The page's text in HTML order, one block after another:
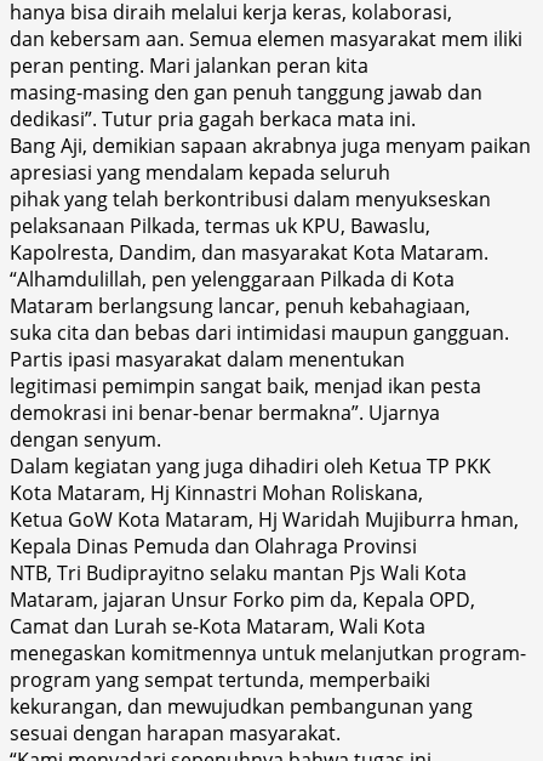
hanya bisa diraih melalui kerja keras, kolaborasi,
dan kebersam aan. Semua elemen masyarakat mem iliki
peran penting. Mari jalankan peran kita
masing-masing den gan penuh tanggung jawab dan
dedikasi”. Tutur pria gagah berkaca mata ini.
Bang Aji, demikian sapaan akrabnya juga menyam paikan
apresiasi yang mendalam kepada seluruh
pihak yang telah berkontribusi dalam menyukseskan
pelaksanaan Pilkada, termas uk KPU, Bawaslu,
Kapolresta, Dandim, dan masyarakat Kota Mataram.
“Alhamdulillah, pen yelenggaraan Pilkada di Kota
Mataram berlangsung lancar, penuh kebahagiaan,
suka cita dan bebas dari intimidasi maupun gangguan.
Partis ipasi masyarakat dalam menentukan
legitimasi pemimpin sangat baik, menjad ikan pesta
demokrasi ini benar-benar bermakna”. Ujarnya
dengan senyum.
Dalam kegiatan yang juga dihadiri oleh Ketua TP PKK
Kota Mataram, Hj Kinnastri Mohan Roliskana,
Ketua GoW Kota Mataram, Hj Waridah Mujiburra hman,
Kepala Dinas Pemuda dan Olahraga Provinsi
NTB, Tri Budiprayitno selaku mantan Pjs Wali Kota
Mataram, jajaran Unsur Forko pim da, Kepala OPD,
Camat dan Lurah se-Kota Mataram, Wali Kota
menegaskan komitmennya untuk melanjutkan program-
program yang sempat tertunda, memperbaiki
kekurangan, dan mewujudkan pembangunan yang
sesuai dengan harapan masyarakat.